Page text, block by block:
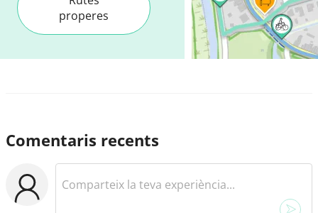
properes
Comentaris recents